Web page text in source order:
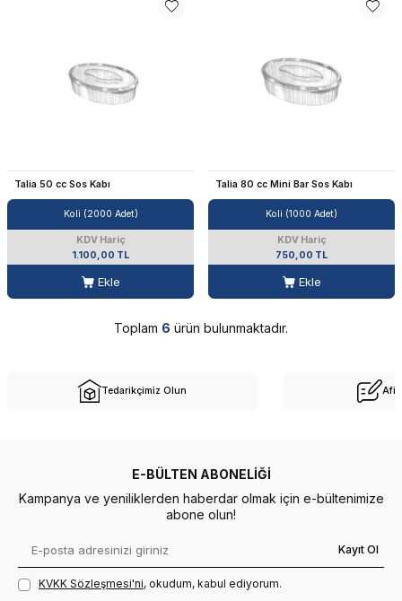
Talia 50 cc Sos Kabı
Koli (2000 Adet)
KDV Hariç
1.100,00 TL
Ekle
Talia 80 cc Mini Bar Sos Kabı
Koli (1000 Adet)
KDV Hariç
750,00 TL
Ekle
Toplam 6 ürün bulunmaktadır.
Tedarikçimiz Olun
E-BÜLTEN ABONELIĞI
Kampanya ve yeniliklerden haberdar olmak için e-bültenimize
abone olun!
Kayıt Ol
KVKK Sözleşmesi'ni, okudum, kabul ediyorum.